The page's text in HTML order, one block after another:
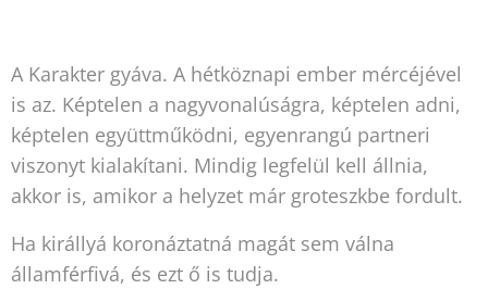
A Karakter gyáva. A hétköznapi ember mércéjével
is az. Képtelen a nagyvonalúságra, képtelen adni,
képtelen együttműködni, egyenrangú partneri
viszonyt kialakítani. Mindig legfelül kell állnia,
akkor is, amikor a helyzet már groteszkbe fordult.
Ha királlyá koronáztatná magát sem válna
államférfivá, és ezt ő is tudja.